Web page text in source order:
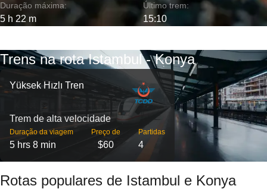
Duração máxima:
5 h 22 m
Último trem:
15:10
Trens na rota Istambul - Konya
Yüksek Hızlı Tren
Trem de alta velocidade
Duração da viagem
5 hrs 8 min
Preço de
$60
Partidas
4
Rotas populares de Istambul e Konya